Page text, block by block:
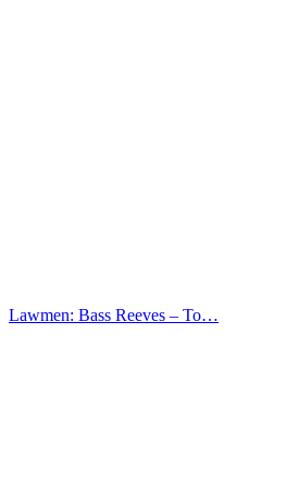
Lawmen: Bass Reeves – Το…